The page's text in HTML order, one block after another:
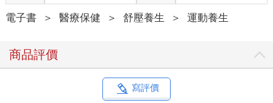
運動對關節炎患者有益
應避免活動。但現代醫學研究已證實，缺乏活動的人，特別是長
時間久坐的族群，反而更容易出現關節問題。適當的運動不僅不
會導致關節退化，還能延緩關節炎的惡化，因為運動能提高關節
的活動度與穩定性，同時也可促進關節滑液流動，強化肌肉與肌
電子書 ＞ 醫療保健 ＞ 舒壓養生 ＞ 運動養生
商品評價
寫評價